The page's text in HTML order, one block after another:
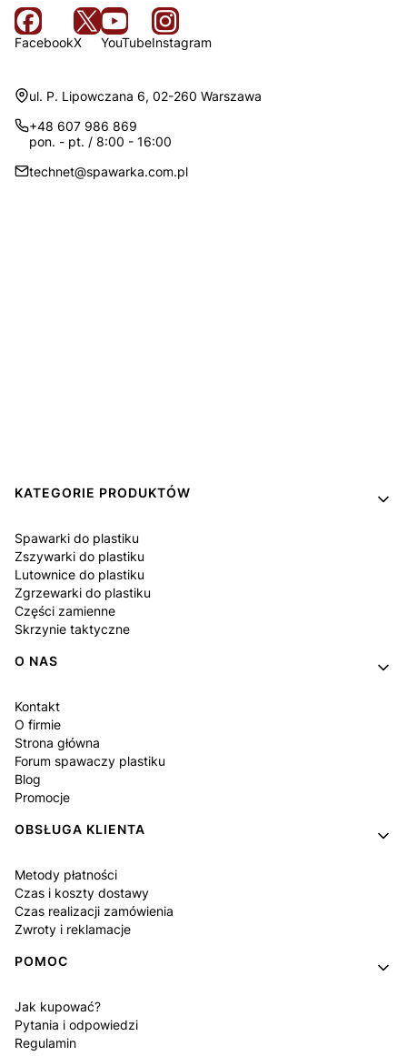
FacebookX YouTubeInstagram
Adres:
ul. P. Lipowczana 6, 02-260 Warszawa
+48 607 986 869
pon. - pt. / 8:00 - 16:00
technet@spawarka.com.pl
Linki w stopce
KATEGORIE PRODUKTÓW
Spawarki do plastiku
Zszywarki do plastiku
Lutownice do plastiku
Zgrzewarki do plastiku
Części zamienne
Skrzynie taktyczne
O NAS
Kontakt
O firmie
Strona główna
Forum spawaczy plastiku
Blog
Promocje
OBSŁUGA KLIENTA
Metody płatności
Czas i koszty dostawy
Czas realizacji zamówienia
Zwroty i reklamacje
POMOC
Jak kupować?
Pytania i odpowiedzi
Regulamin